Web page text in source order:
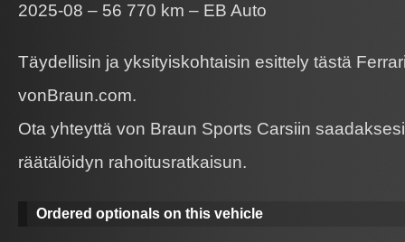
2025-08 – 56 770 km – EB Auto
Täydellisin ja yksityiskohtaisin esittely tästä
vonBraun.com.
Ota yhteyttä von Braun Sports Carsiin
räätälöidyn rahoitusratkaisun.
Ordered optionals on this vehicle